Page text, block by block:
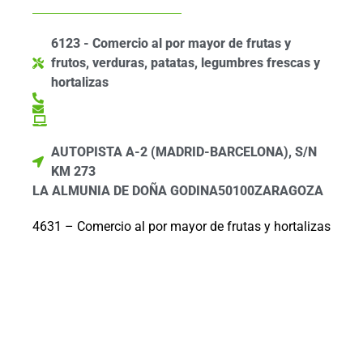
6123 - Comercio al por mayor de frutas y
frutos, verduras, patatas, legumbres frescas y
hortalizas
AUTOPISTA A-2 (MADRID-BARCELONA), S/N
KM 273
LA ALMUNIA DE DOÑA GODINA50100ZARAGOZA
4631 – Comercio al por mayor de frutas y hortalizas